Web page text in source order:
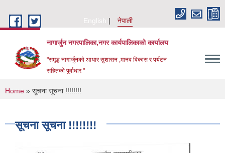
English
नेपाली
नागार्जुन नगरपालिका,नगर कार्यपालिकाको कार्यालय
"समृद्ध नागार्जुनको आधार सुशासन ,मानव विकास र पर्यटन
सहितको पूर्वाधार "
You are here
Home » सूचना सूचना !!!!!!!!
सूचना सूचना !!!!!!!!